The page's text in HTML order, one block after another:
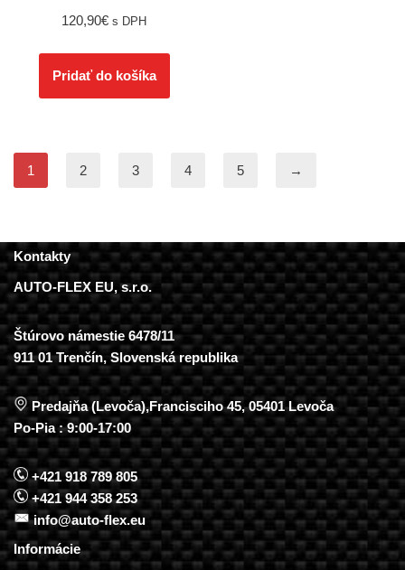
120,90€ s DPH
Pridať do košíka
1 2 3 4 5 →
Kontakty
AUTO-FLEX EU, s.r.o.
Štúrovo námestie 6478/11
911 01 Trenčín, Slovenská republika
Predajňa (Levoča),Francisciho 45, 05401 Levoča
Po-Pia : 9:00-17:00
+421 918 789 805
+421 944 358 253
info@auto-flex.eu
Informácie